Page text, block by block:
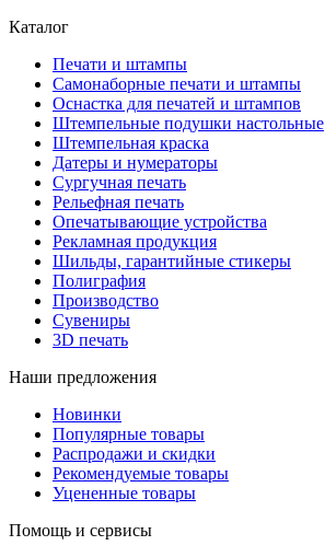
Каталог
Печати и штампы
Самонаборные печати и штампы
Оснастка для печатей и штампов
Штемпельные подушки настольные
Штемпельная краска
Датеры и нумераторы
Сургучная печать
Рельефная печать
Опечатывающие устройства
Рекламная продукция
Шильды, гарантийные стикеры
Полиграфия
Производство
Сувениры
3D печать
Наши предложения
Новинки
Популярные товары
Распродажи и скидки
Рекомендуемые товары
Уцененные товары
Помощь и сервисы